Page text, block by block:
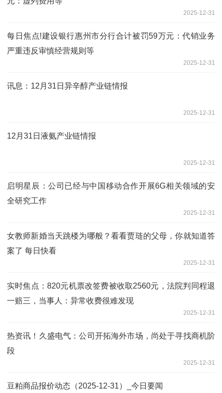
2025-12-31
每日焦点!建设银行惠州市分行合计被罚59万元：代销业务
严重违反审慎经营规则等
2025-12-31
讯息：12月31日异辛醇产业链情报
2025-12-31
12月31日液氨产业链情报
2025-12-31
启明星辰：公司已经与中国移动合作开展6G相关领域的安
全研究工作
2025-12-31
女教师新婚当天跳楼为哪般？看看贾琏的父母，你就知道答
案了 每日快看
2025-12-31
实时焦点：820元机票改签费被收取2560元，法院判同程退
一赔三，当事人：异常收费很难发现
2025-12-31
热资讯！久盛电气：公司开拓海外市场，尚处于寻找商机阶
段
2025-12-31
豆粕商品报价动态（2025-12-31）_今日要闻